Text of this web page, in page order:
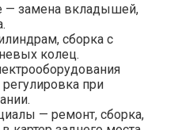
— замена вкладышей,
сборка с
колец.
при
— ремонт, сборка,